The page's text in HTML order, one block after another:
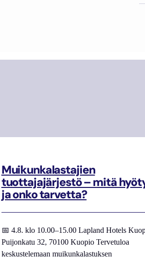
Muikunkalastajien
tuottajajärjestö – mitä
ja onko tarvetta?
📅 4.8. klo 10.00–15.00 Lapland Hotels
Puijonkatu 32, 70100 Kuopio Tervetuloa
keskustelemaan muikunkalastuksen